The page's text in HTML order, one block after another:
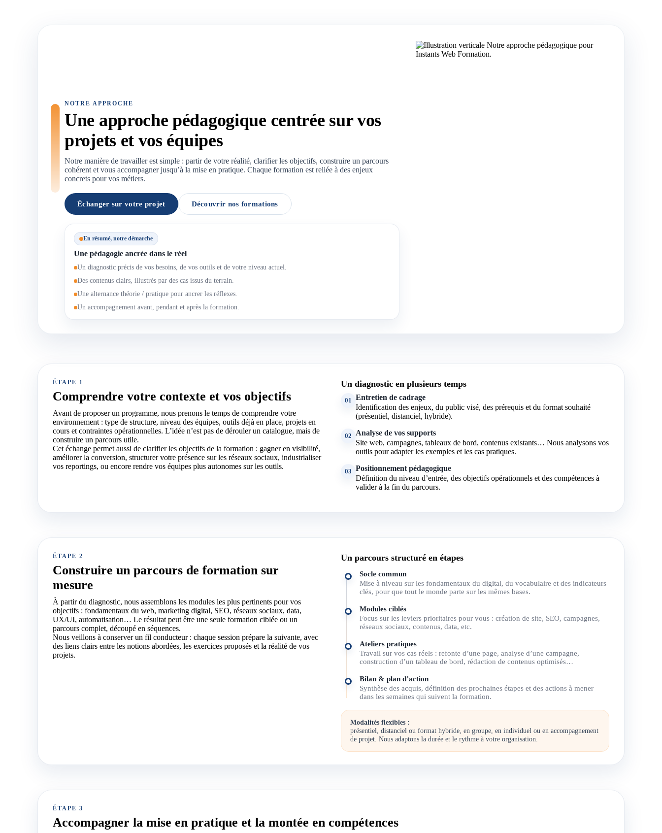
NOTRE APPROCHE
Une approche pédagogique centrée sur vos
projets et vos équipes
Notre manière de travailler est simple : partir de votre réalité, clarifier les objectifs, construire un parcours
cohérent et vous accompagner jusqu’à la mise en pratique. Chaque formation est reliée à des enjeux
concrets pour vos métiers.
Échanger sur votre projet Découvrir nos formations
En résumé, notre démarche
Une pédagogie ancrée dans le réel
Un diagnostic précis de vos besoins, de vos outils et de votre niveau actuel.
Des contenus clairs, illustrés par des cas issus du terrain.
Une alternance théorie / pratique pour ancrer les réflexes.
Un accompagnement avant, pendant et après la formation.
ÉTAPE 1
Comprendre votre contexte et vos objectifs
Avant de proposer un programme, nous prenons le temps de comprendre votre
environnement : type de structure, niveau des équipes, outils déjà en place, projets en
cours et contraintes opérationnelles. L’idée n’est pas de dérouler un catalogue, mais de
construire un parcours utile.
Cet échange permet aussi de clarifier les objectifs de la formation : gagner en visibilité,
améliorer la conversion, structurer votre présence sur les réseaux sociaux, industrialiser
vos reportings, ou encore rendre vos équipes plus autonomes sur les outils.
Un diagnostic en plusieurs temps
01 Entretien de cadrage
Identification des enjeux, du public visé, des prérequis et du format souhaité
(présentiel, distanciel, hybride).
02
Analyse de vos supports
Site web, campagnes, tableaux de bord, contenus existants… Nous analysons vos
outils pour adapter les exemples et les cas pratiques.
03 Positionnement pédagogique
Définition du niveau d’entrée, des objectifs opérationnels et des compétences à
valider à la fin du parcours.
ÉTAPE 2
Construire un parcours de formation sur
mesure
À partir du diagnostic, nous assemblons les modules les plus pertinents pour vos
objectifs : fondamentaux du web, marketing digital, SEO, réseaux sociaux, data,
UX/UI, automatisation… Le résultat peut être une seule formation ciblée ou un
parcours complet, découpé en séquences.
Nous veillons à conserver un fil conducteur : chaque session prépare la suivante, avec
des liens clairs entre les notions abordées, les exercices proposés et la réalité de vos
projets.
Un parcours structuré en étapes
Socle commun
Mise à niveau sur les fondamentaux du digital, du vocabulaire et des indicateurs
clés, pour que tout le monde parte sur les mêmes bases.
Modules ciblés
Focus sur les leviers prioritaires pour vous : création de site, SEO, campagnes,
réseaux sociaux, contenus, data, etc.
Ateliers pratiques
Travail sur vos cas réels : refonte d’une page, analyse d’une campagne,
construction d’un tableau de bord, rédaction de contenus optimisés…
Bilan & plan d’action
Synthèse des acquis, définition des prochaines étapes et des actions à mener
dans les semaines qui suivent la formation.
Modalités flexibles :
présentiel, distanciel ou format hybride, en groupe, en individuel ou en accompagnement
de projet. Nous adaptons la durée et le rythme à votre organisation.
ÉTAPE 3
Accompagner la mise en pratique et la montée en compétences